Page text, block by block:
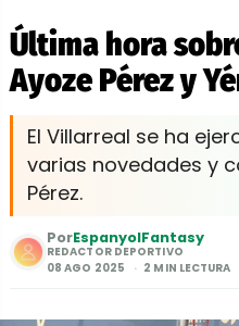
Última hora
Ayoze Pérez y
El Villarreal se ha
varias novedades y
Pérez.
PorEspanyolFantasy
REDACTOR DEPORTIVO
08 AGO 2025
2 MIN LECTURA